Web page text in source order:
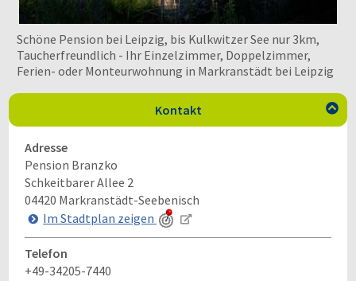
Schöne Pension bei Leipzig, bis Kulkwitzer See nur 3km,
Taucherfreundlich - Ihr Einzelzimmer, Doppelzimmer,
Ferien- oder Monteurwohnung in Markranstädt bei Leipzig
Kontakt 
Adresse
Pension Branzko
Schkeitbarer Allee 2
04420 Markranstädt-Seebenisch
Im Stadtplan zeigen
Telefon
+49-34205-7440